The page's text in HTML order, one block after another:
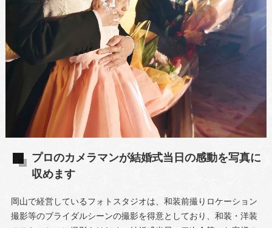
プロのカメラマンが結婚式当日の感動を写真に
収めます
岡山で経営しているフォトスタジオは、和装前撮りロケーション
撮影等のブライダルシーンの撮影を得意としており、和装・洋装